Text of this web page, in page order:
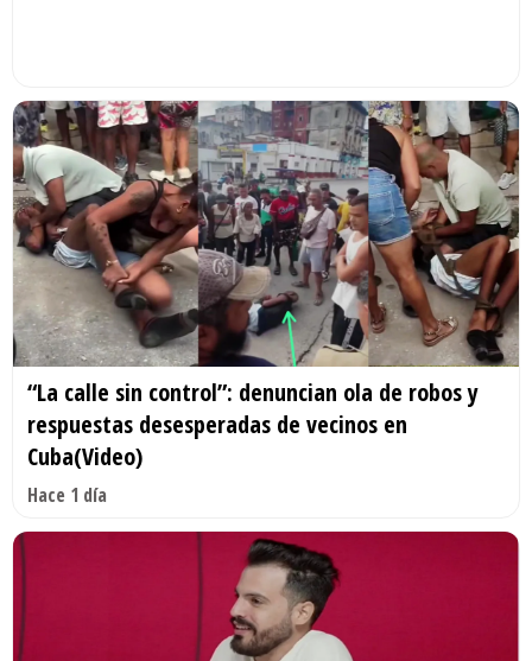
“La calle sin control”: denuncian ola de robos y
respuestas desesperadas de vecinos en
Cuba(Video)
Hace 1 día